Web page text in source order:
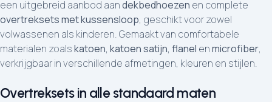
een uitgebreid aanbod aandekbedhoezen en complete
overtreksets met kussensloop, geschikt voor zowel
volwassenen als kinderen. Gemaakt van comfortabele
materialen zoalskatoen, katoen satijn, flanel enmicrofiber,
verkrijgbaar in verschillende afmetingen, kleuren en stijlen.
Overtreksets in alle standaard maten